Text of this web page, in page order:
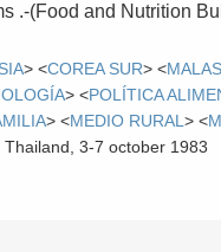
.-(Food and Nutrition
> <COREA SUR> <
> <POLÍTICA
> <MEDIO RURAL> <
3-7 october 1983